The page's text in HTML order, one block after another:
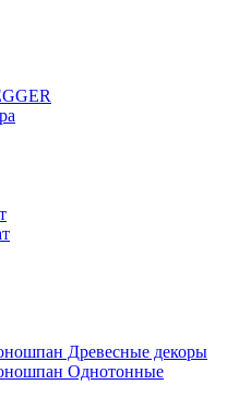
Древесные декоры
Однотонные